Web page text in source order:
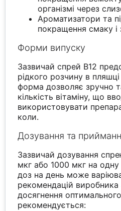
організмі через
Ароматизатори та
покращення смаку і
Форми випуску
Зазвичай спрей B12
рідкого розчину в
форма дозволяє зручно
кількість вітаміну, що
використовувати
коли.
Дозування та
Зазвичай дозування
мкг або 1000 мкг на одну
доз на день може
рекомендацій виробника
досягнення
рекомендується: